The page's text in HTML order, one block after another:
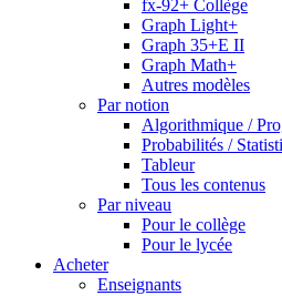
fx-92+ Collège
Graph Light+
Graph 35+E II
Graph Math+
Autres modèles
Par notion
Algorithmique /
Probabilités /
Tableur
Tous les contenus
Par niveau
Pour le collège
Pour le lycée
Acheter
Enseignants